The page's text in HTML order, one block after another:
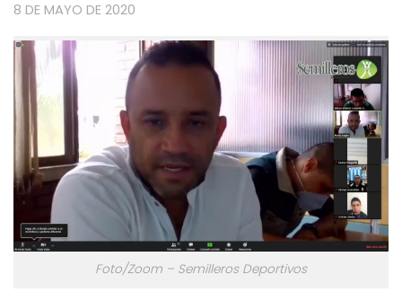
8 DE MAYO DE 2020
Foto/Zoom – Semilleros Deportivos